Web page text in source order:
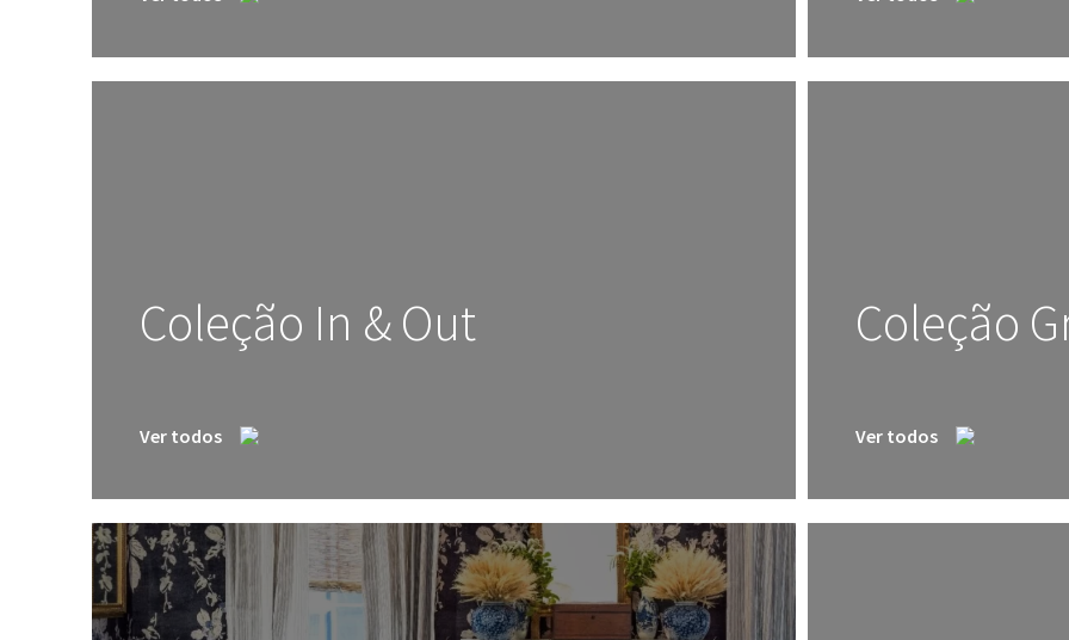
Coleção In & Out
Ver todos
Coleção
Ver todos